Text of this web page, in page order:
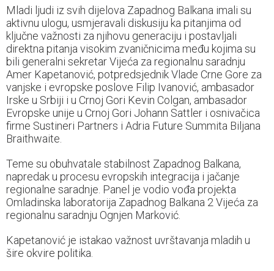
Mladi ljudi iz svih dijelova Zapadnog Balkana imali su
aktivnu ulogu, usmjeravali diskusiju ka pitanjima od
ključne važnosti za njihovu generaciju i postavljali
direktna pitanja visokim zvaničnicima među kojima su
bili generalni sekretar Vijeća za regionalnu saradnju
Amer Kapetanović, potpredsjednik Vlade Crne Gore za
vanjske i evropske poslove Filip Ivanović, ambasador
Irske u Srbiji i u Crnoj Gori Kevin Colgan, ambasador
Evropske unije u Crnoj Gori Johann Sattler i osnivačica
firme Sustineri Partners i Adria Future Summita Biljana
Braithwaite.
Teme su obuhvatale stabilnost Zapadnog Balkana,
napredak u procesu evropskih integracija i jačanje
regionalne saradnje. Panel je vodio vođa projekta
Omladinska laboratorija Zapadnog Balkana 2 Vijeća za
regionalnu saradnju Ognjen Marković.
Kapetanović je istakao važnost uvrštavanja mladih u
šire okvire politika.